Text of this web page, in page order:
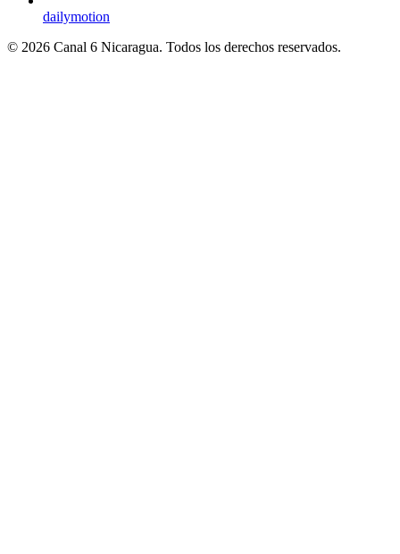
dailymotion
© 2026 Canal 6 Nicaragua. Todos los derechos reservados.